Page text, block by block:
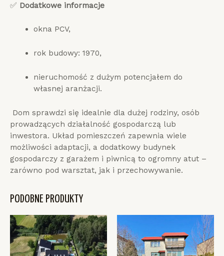
✅ Dodatkowe informacje
okna PCV,
rok budowy: 1970,
nieruchomość z dużym potencjałem do
własnej aranżacji.
Dom sprawdzi się idealnie dla dużej rodziny, osób
prowadzących działalność gospodarczą lub
inwestora. Układ pomieszczeń zapewnia wiele
możliwości adaptacji, a dodatkowy budynek
gospodarczy z garażem i piwnicą to ogromny atut –
zarówno pod warsztat, jak i przechowywanie.
PODOBNE PRODUKTY